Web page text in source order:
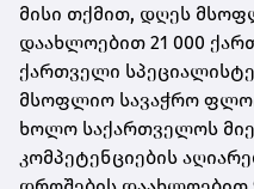
მისი თქმით, დღეს
დაახლოებით 21 000
ქართველი
მსოფლიო სავაჭრო
ხოლო საქართველოს
კომპეტენციების